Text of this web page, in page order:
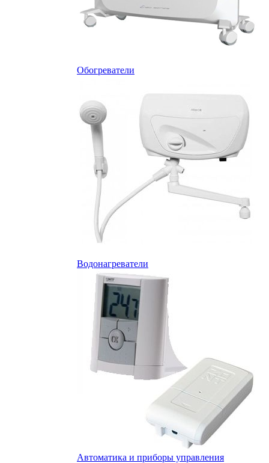
Обогреватели
Водонагреватели
Автоматика и приборы управления